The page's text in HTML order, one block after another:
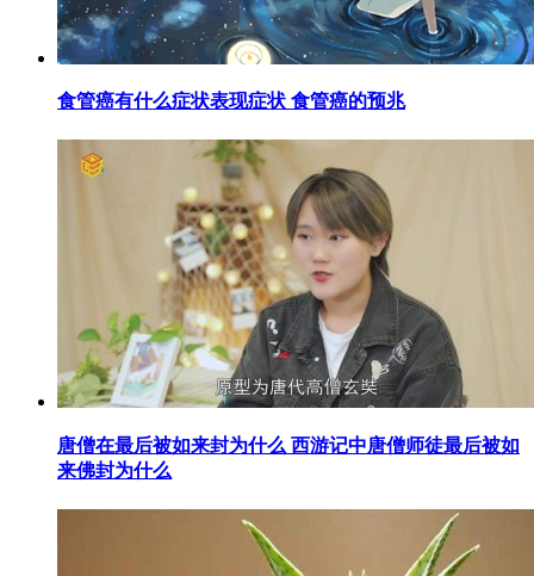
​食管癌有什么症状表现症状 食管癌的预兆
​唐僧在最后被如来封为什么 西游记中唐僧师徒最后被如
来佛封为什么